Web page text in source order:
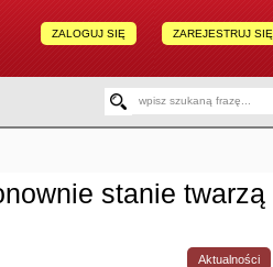
ZAREJESTRUJ SIĘ
ZALOGUJ SIĘ
stanie twarzą
Aktualności